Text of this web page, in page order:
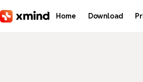
Home Download